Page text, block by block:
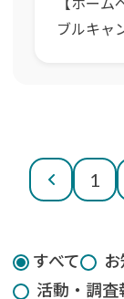
すべて
活動・調査
ブルキャ
ー
前
1